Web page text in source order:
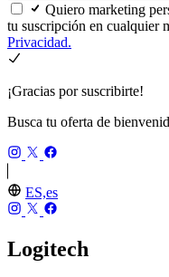
Quiero marketing
tu suscripción en cualquier
Privacidad.
¡Gracias por suscribirte!
Busca tu oferta de
ES,es
Logitech